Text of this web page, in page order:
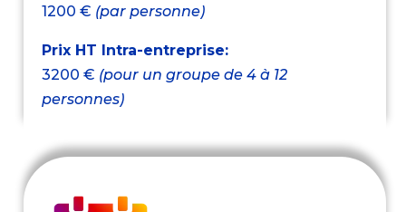
1200 € (par personne)
Prix HT Intra-entreprise:
3200 € (pour un groupe de 4 à 12
personnes)